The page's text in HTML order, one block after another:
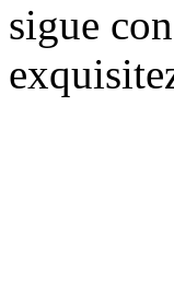
sigue